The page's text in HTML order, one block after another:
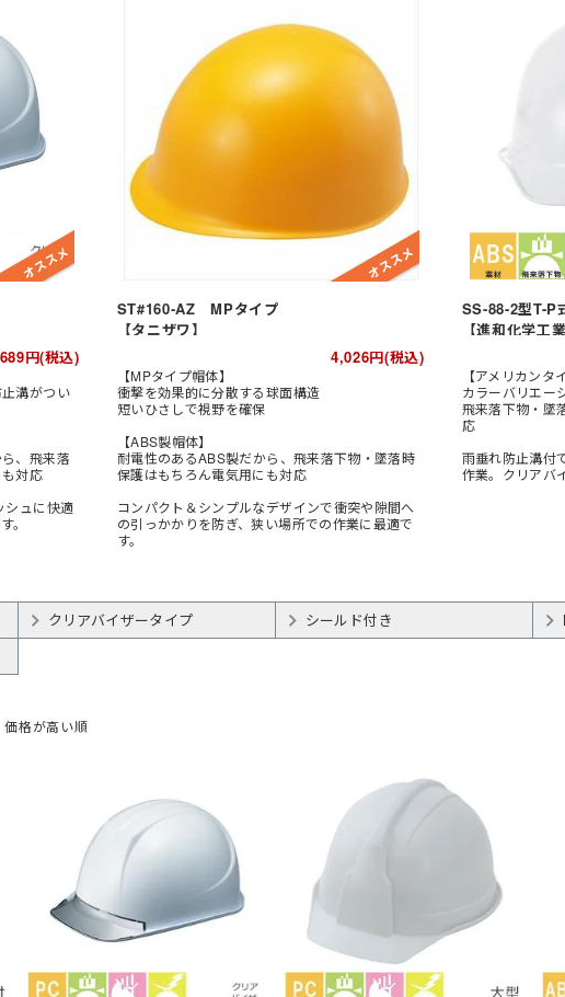
ホ
円(税込)
溝がつい
、飛来落
対応
シュに快適
。
ST#160-AZ MPタイプ
【タニザワ】
4,026円(税込)
【MPタイプ帽体】
衝撃を効果的に分散する球面構造
短いひさしで視野を確保
【ABS製帽体】
耐電性のあるABS製だから、飛来落下物・墜落時
保護はもちろん電気用にも対応
コンパクト＆シンプルなデザインで衝突や隙間へ
の引っかかりを防ぎ、狭い場所での作業に最適で
す。
SS-88-2型T-
【進和化学工業
【アメリカン
カラーバリエー
飛来落下物・墜
応
雨垂れ防止溝付
作業。クリアバ
クリアバイザータイプ シールド付き
価格が高い順
(秋冬・通年) パンツ・スラック
ス
(秋冬・通年) デニム作業着
(秋冬・通年) サロペット
(春夏) 上下セット
(春夏) つなぎ・サロペット
ガーデンウェア
)・アイスベスト
空調ブルゾン (半袖)
空調パンツ
メンテナンス用品
ツ等
ジップアップシャツ (半袖)
(夏用) 半袖シャツ
ト)
グ)
丈)
(冬用) 防寒ソックス
物類)
防寒ウォーマー
安全ベスト
便利グッズ
防寒つなぎ
防寒スーツ（上下セット）
シールドヘルメット
野球帽タイプ
ライナー (スチロール)